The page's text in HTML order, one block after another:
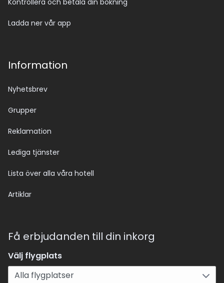
Ladda ner vår app
Information
Nyhetsbrev
Grupper
Reklamation
Lediga tjänster
Lista över alla våra hotell
Artiklar
Få erbjudanden till din inkorg
Välj flygplats